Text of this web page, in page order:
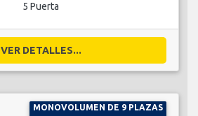
5 Puerta
VER DETALLES...
MONOVOLUMEN DE 9 PLAZAS